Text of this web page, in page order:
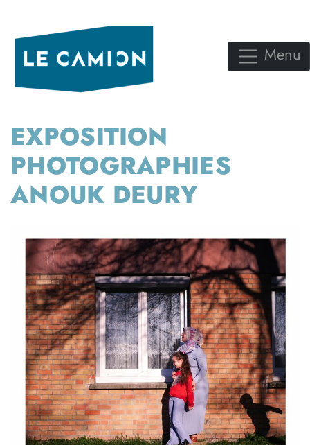
Menu
EXPOSITION
PHOTOGRAPHIES
ANOUK DEURY